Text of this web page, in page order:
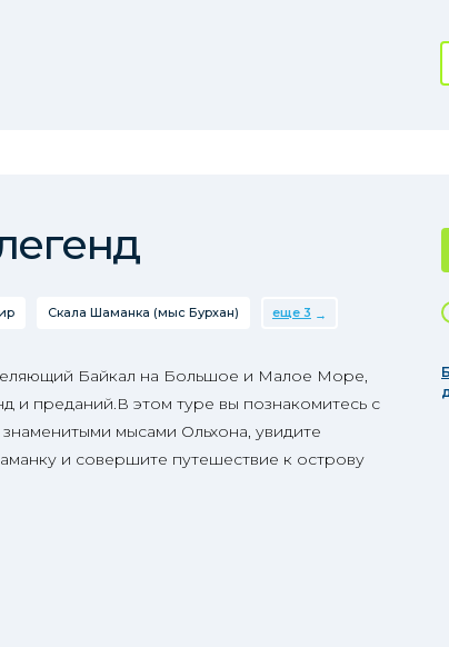
Скала Шаманка (мыс Бурхан) еще 3
Байкал на Большое и Малое Море,
и преданий.В этом туре вы познакомитесь с
мысами Ольхона, увидите
и совершите путешествие к острову